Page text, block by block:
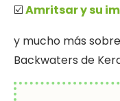
☑️Amritsar y su
y mucho más sobre
Backwaters de